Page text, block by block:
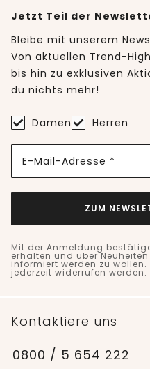
Jetzt Teil der
Bleibe mit unserem
Von aktuellen Trend-
bis hin zu exklusiven
du nichts mehr!
Damen Herren
E-Mail-Adresse *
ZUM
Mit der Anmeldung
erhalten und über
informiert werden zu
jederzeit widerrufen werden.
Kontaktiere uns
0800 / 5 654 222